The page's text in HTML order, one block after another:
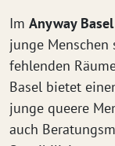
Im Anyway Basel
junge
fehlenden
Basel bietet
junge queere
auch